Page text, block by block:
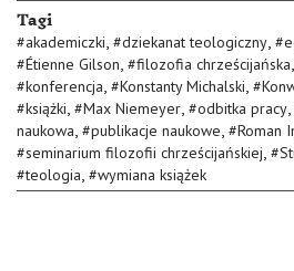
Tagi
#akademiczki, #dziekanat teologiczny, #
#Étienne Gilson, #filozofia chrześcijańska,
#konferencja, #Konstanty Michalski, #
#książki, #Max Niemeyer, #odbitka pracy,
naukowa, #publikacje naukowe, #Roman
#seminarium filozofii chrześcijańskiej, #
#teologia, #wymiana książek